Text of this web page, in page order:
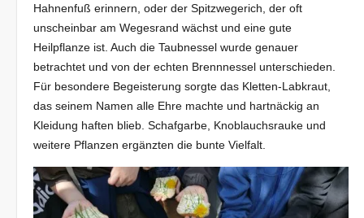
Hahnenfuß erinnern, oder der Spitzwegerich, der oft
unscheinbar am Wegesrand wächst und eine gute
Heilpflanze ist. Auch die Taubnessel wurde genauer
betrachtet und von der echten Brennnessel unterschieden.
Für besondere Begeisterung sorgte das Kletten-Labkraut,
das seinem Namen alle Ehre machte und hartnäckig an
Kleidung haften blieb. Schafgarbe, Knoblauchsrauke und
weitere Pflanzen ergänzten die bunte Vielfalt.